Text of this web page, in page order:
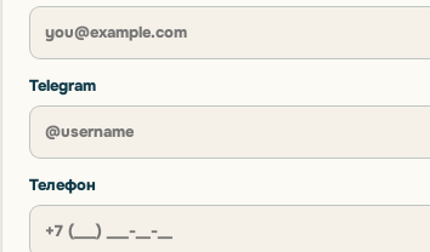
Telegram
Телефон